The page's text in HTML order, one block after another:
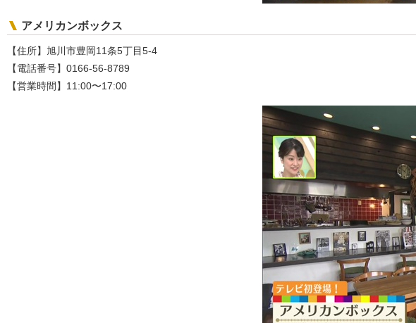
アメリカンボックス
【住所】旭川市豊岡11条5丁目5-4
【電話番号】0166-56-8789
【営業時間】11:00〜17:00